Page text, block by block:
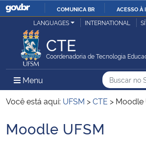
IR
COMUNICA BR ACESSO À
Ministério da Justiça e Segurança Pública
Ministério da Defesa
Ministério das Relações Exteriores
Ministério da Economia
LANGUAGES INTERNATIONAL
CTE
Coordenadoria de Tecnologia
Menu Menu Principal do Sítio
Busca
Buscar
Busca:
Você está aqui: UFSM >CTE > Moodle
Início do conteúdo
Moodle UFSM